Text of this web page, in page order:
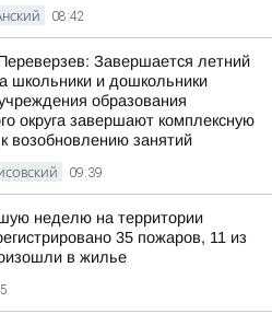
08:42
Завершается летний
школьники и дошкольники
образования
округа завершают комплексную
к возобновлению занятий
09:39
неделю на территории
35 пожаров, 11 из
в жилье